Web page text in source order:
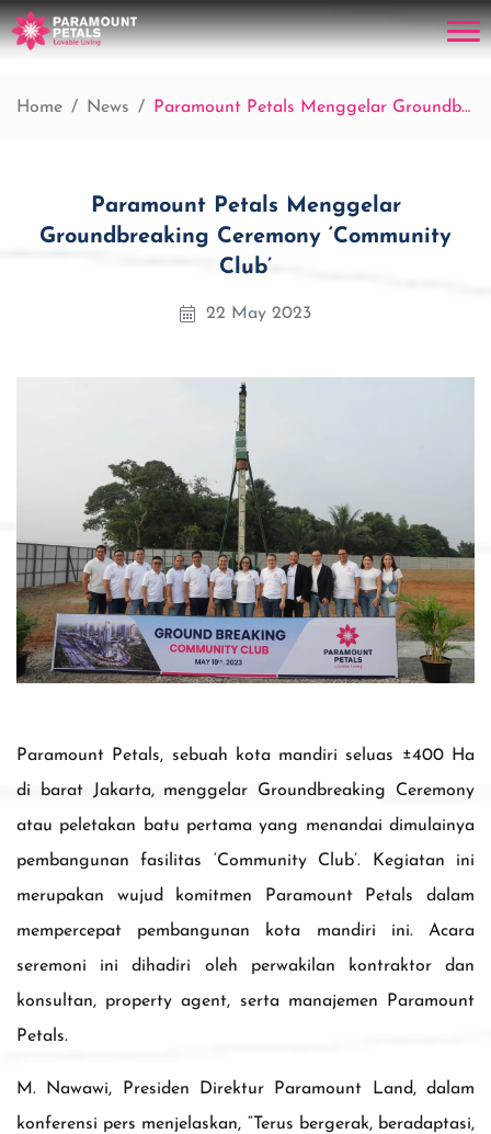
Home News Paramount Petals Menggelar Groundbreaking Ceremony ‘Community Club’
Paramount Petals Menggelar
Groundbreaking Ceremony ‘Community
Club’
22 May 2023
Paramount Petals, sebuah kota mandiri seluas ±400 Ha
di barat Jakarta, menggelar Groundbreaking Ceremony
atau peletakan batu pertama yang menandai dimulainya
pembangunan fasilitas ‘Community Club’. Kegiatan ini
merupakan wujud komitmen Paramount Petals dalam
mempercepat pembangunan kota mandiri ini. Acara
seremoni ini dihadiri oleh perwakilan kontraktor dan
konsultan, property agent, serta manajemen Paramount
Petals.
M. Nawawi, Presiden Direktur Paramount Land, dalam
konferensi pers menjelaskan, “Terus bergerak, beradaptasi,